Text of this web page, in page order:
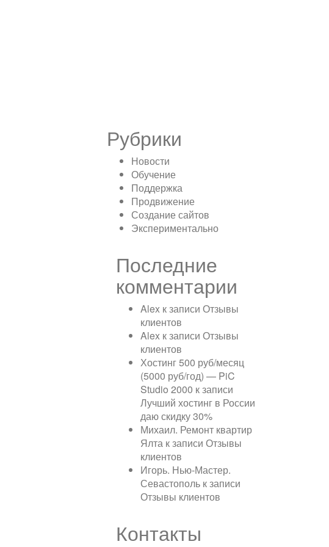
Рубрики
Новости
Обучение
Поддержка
Продвижение
Создание сайтов
Экспериментально
Последние
комментарии
Alexк записи Отзывы
клиентов
Alexк записи Отзывы
клиентов
Хостинг 500 руб/месяц
(5000 руб/год) — PiC
Studio 2000 к записи
Лучший хостинг в России
даю скидку 30%
Михаил. Ремонт квартир
Ялтак записи Отзывы
клиентов
Игорь. Нью-Мастер.
Севастопольк записи
Отзывы клиентов
Контакты